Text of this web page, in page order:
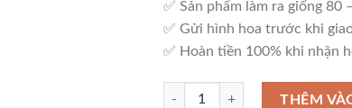
✅ Sản phẩm làm ra giống 80
✅ Gửi hình hoa trước khi
✅ Hoàn tiền 100% khi nhận
Giỏ Hoa Sang Trọng – G21 số lượng
THÊM